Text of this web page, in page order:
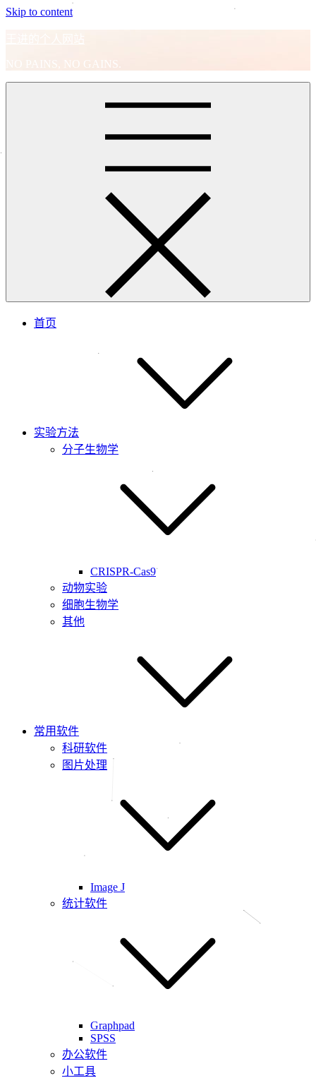
Skip to content
王进的个人网站
NO PAINS, NO GAINS.
首页
实验方法
分子生物学
CRISPR-Cas9
动物实验
细胞生物学
其他
常用软件
科研软件
图片处理
Image J
统计软件
Graphpad
SPSS
办公软件
小工具